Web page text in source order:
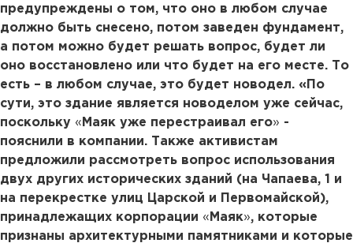
предупреждены о том, что оно в любом случае
должно быть снесено, потом заведен фундамент,
а потом можно будет решать вопрос, будет ли
оно восстановлено или что будет на его месте. То
есть – в любом случае, это будет новодел. «По
сути, это здание является новоделом уже сейчас,
поскольку « Маяк уже перестраивал его» -
пояснили в компании. Также активистам
предложили рассмотреть вопрос использования
двух других исторических зданий (на Чапаева, 1 и
на перекрестке улиц Царской и Первомайской),
принадлежащих корпорации « Маяк», которые
признаны архитектурными памятниками и которые